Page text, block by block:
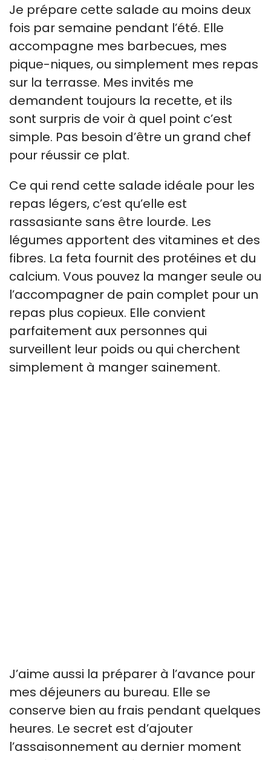
Je prépare cette salade au moins deux
fois par semaine pendant l’été. Elle
accompagne mes barbecues, mes
pique-niques, ou simplement mes repas
sur la terrasse. Mes invités me
demandent toujours la recette, et ils
sont surpris de voir à quel point c’est
simple. Pas besoin d’être un grand chef
pour réussir ce plat.
Ce qui rend cette salade idéale pour les
repas légers, c’est qu’elle est
rassasiante sans être lourde. Les
légumes apportent des vitamines et des
fibres. La feta fournit des protéines et du
calcium. Vous pouvez la manger seule ou
l’accompagner de pain complet pour un
repas plus copieux. Elle convient
parfaitement aux personnes qui
surveillent leur poids ou qui cherchent
simplement à manger sainement.
J’aime aussi la préparer à l’avance pour
mes déjeuners au bureau. Elle se
conserve bien au frais pendant quelques
heures. Le secret est d’ajouter
l’assaisonnement au dernier moment